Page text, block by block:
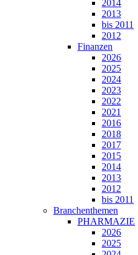
2014
2013
bis 2011
2012
Finanzen
2026
2025
2024
2023
2022
2021
2016
2018
2017
2015
2014
2013
2012
bis 2011
Branchenthemen
PHARMAZIE
2026
2025